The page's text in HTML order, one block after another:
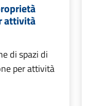
attività
di spazi di
per attività